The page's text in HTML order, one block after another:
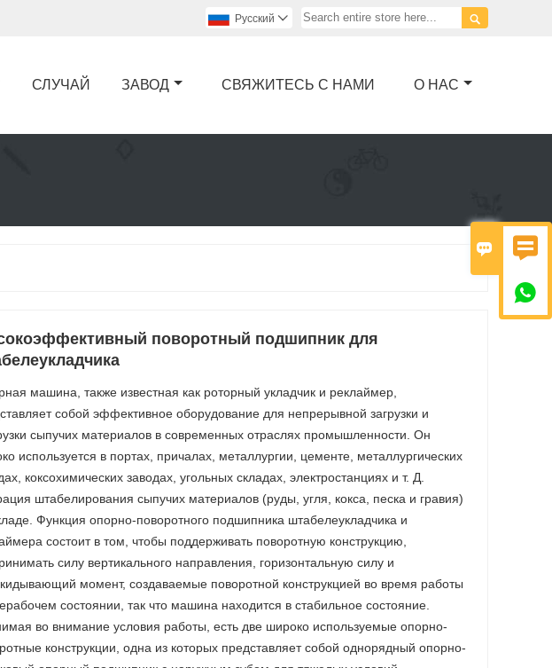
 


Pусский 
СЛУЧАЙ ЗАВОД СВЯЖИТЕСЬ С НАМИ О НАС
поворотный подшипник для
машина, также известная как роторный укладчик и реклаймер,
собой эффективное оборудование для непрерывной загрузки и
сыпучих материалов в современных отраслях промышленности. Он
используется в портах, причалах, металлургии, цементе, металлургических
коксохимических заводах, угольных складах, электростанциях и т. Д.
штабелирования сыпучих материалов (руды, угля, кокса, песка и гравия)
Функция опорно-поворотного подшипника штабелеукладчика и
состоит в том, чтобы поддерживать поворотную конструкцию,
силу вертикального направления, горизонтальную силу и
момент, создаваемые поворотной конструкцией во время работы
состоянии, так что машина находится в стабильное состояние.
во внимание условия работы, есть две широко используемые опорно-
конструкции, одна из которых представляет собой однорядный опорно-